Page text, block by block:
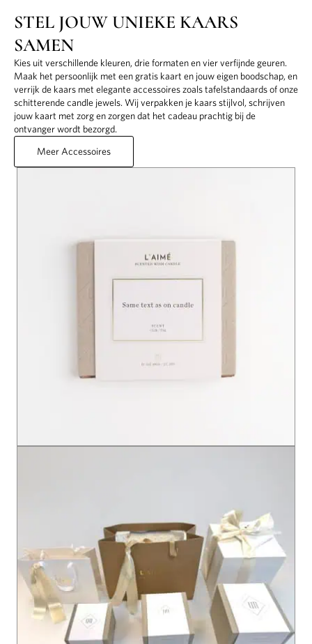
STEL JOUW UNIEKE KAARS
SAMEN
Kies uit verschillende kleuren, drie formaten en vier verfijnde geuren.
Maak het persoonlijk met een gratis kaart en jouw eigen boodschap, en
verrijk de kaars met elegante accessoires zoals tafelstandaards of onze
schitterende candle jewels. Wij verpakken je kaars stijlvol, schrijven
jouw kaart met zorg en zorgen dat het cadeau prachtig bij de
ontvanger wordt bezorgd.
Meer Accessoires